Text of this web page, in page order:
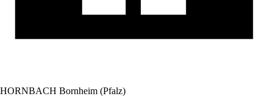
HORNBACH Bornheim (Pfalz)